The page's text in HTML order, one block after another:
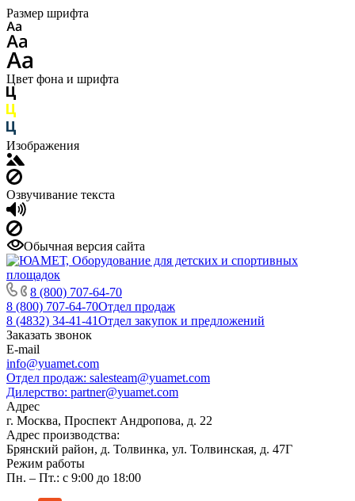
Размер шрифта
Цвет фона и шрифта
Изображения
Озвучивание текста
Обычная версия сайта
8 (800) 707-64-70
8 (800) 707-64-70Отдел продаж
8 (4832) 34-41-41Отдел закупок и предложений
Заказать звонок
E-mail
info@yuamet.com
Отдел продаж: salesteam@yuamet.com
Дилерство: partner@yuamet.com
Адрес
г. Москва, Проспект Андропова, д. 22
Адрес производства:
Брянский район, д. Толвинка, ул. Толвинская, д. 47Г
Режим работы
Пн. – Пт.: с 9:00 до 18:00